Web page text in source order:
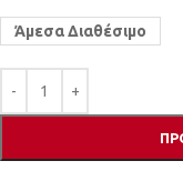
Άμεσα Διαθέσιμο